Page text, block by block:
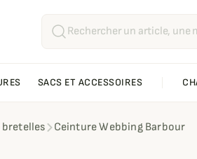
SACS ET ACCESSOIRES
Ceinture Webbing Barbour